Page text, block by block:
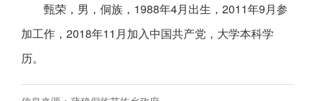
甄荣，男，侗族，1988年4月出生，2011年9月参
加工作，2018年11月加入中国共产党，大学本科学
历。